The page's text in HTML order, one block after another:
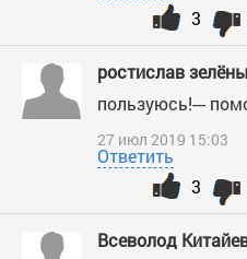
3
ростислав
пользуюсь!---
27 июл 2019 15:03
Ответить
3
Всеволод